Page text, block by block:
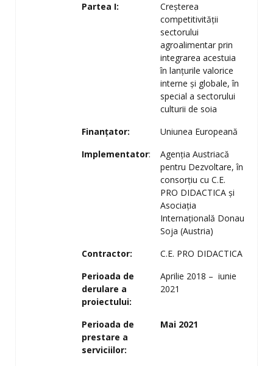
Partea I:
Creșterea
competitivității
sectorului
agroalimentar prin
integrarea acestuia
în lanțurile valorice
interne şi globale, în
special a sectorului
culturii de soia
Finanțator:
Uniunea Europeană
Implementator:
Agenția Austriacă
pentru Dezvoltare, în
consorțiu cu C.E.
PRO DIDACTICA şi
Asociația
Internațională Donau
Soja (Austria)
Contractor:
C.E. PRO DIDACTICA
Perioada de
derulare a
proiectului:
Aprilie 2018 – iunie
2021
Perioada de
prestare a
serviciilor:
Mai 2021